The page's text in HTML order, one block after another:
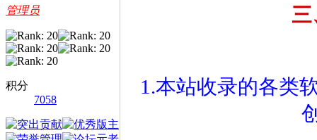
管理员
积分
7058
三
1.本站收录的各类